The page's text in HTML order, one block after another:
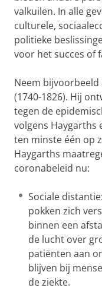
valkuilen. In alle
culturele,
politieke
voor het succes of
Neem bijvoorbeeld
(1740-1826). Hij
tegen de
volgens Haygarths
ten minste één op
Haygarths
coronabeleid nu:
Sociale
pokken zich
binnen een
de lucht over
patiënten aan
blijven bij
de ziekte.